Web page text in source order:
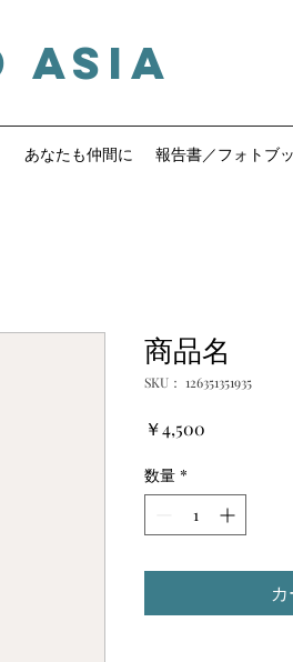
A
あなたも仲間に 報告書／フォトブ
商品名
SKU： 126351351935
￥4,500
数量 *